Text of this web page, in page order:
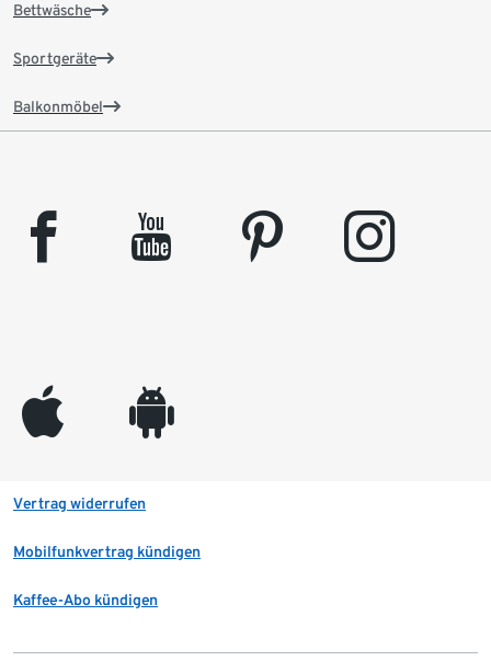
Bettwäsche
Sportgeräte
Balkonmöbel
facebook youtube pinterest instagram
appleinc android
Vertrag widerrufen
Mobilfunkvertrag kündigen
Kaffee-Abo kündigen